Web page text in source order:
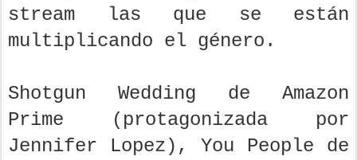
stream las que se están
multiplicando el género.
Shotgun Wedding de Amazon
Prime (protagonizada por
Jennifer Lopez), You People de